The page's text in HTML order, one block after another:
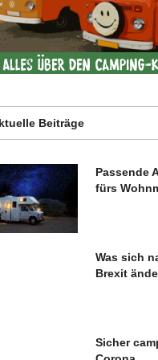
Beiträge
Passende
fürs
Was sich
Brexit
Sicher